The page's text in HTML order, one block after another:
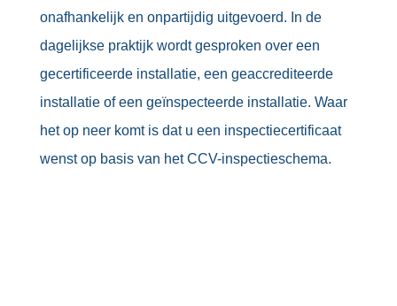
onafhankelijk en onpartijdig uitgevoerd. In de
dagelijkse praktijk wordt gesproken over een
gecertificeerde installatie, een geaccrediteerde
installatie of een geïnspecteerde installatie. Waar
het op neer komt is dat u een inspectiecertificaat
wenst op basis van het CCV-inspectieschema.